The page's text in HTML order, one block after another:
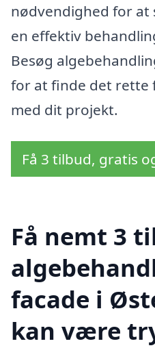
nødvendighed for at
en effektiv
Besøg
for at finde det rette
med dit projekt.
Få 3 tilbud, gratis
Få nemt 3
facade i
kan være